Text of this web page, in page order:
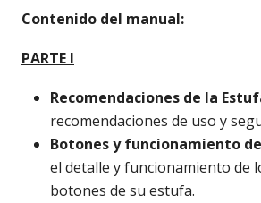
Contenido del manual:
PARTE I
Recomendaciones de la
recomendaciones de uso y
Botones y funcionamiento
el detalle y funcionamiento de
botones de su estufa.